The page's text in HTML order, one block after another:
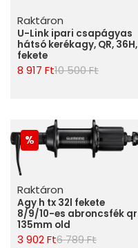
Raktáron
U-Link ipari csapágyas
hátsó kerékagy, QR, 36H,
fekete
8 917 Ft10 500 Ft
Raktáron
Agy h tx 32l fekete
8/9/10-es abroncsfék qr
135mm old
3 902 Ft6 789 Ft